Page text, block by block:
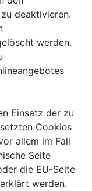
deaktivieren.
werden.
Einsatz der zu
Cookies
allem im Fall
Seite
die EU-Seite
erklärt werden.